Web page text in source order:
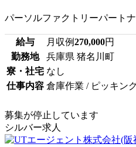
パーソルファクトリーパート
給与 月収例270,000円
勤務地
兵庫県 猪名川町
寮・社宅 なし
仕事内容 倉庫作業 / ピッキン
募集が停止しています
シルバー求人